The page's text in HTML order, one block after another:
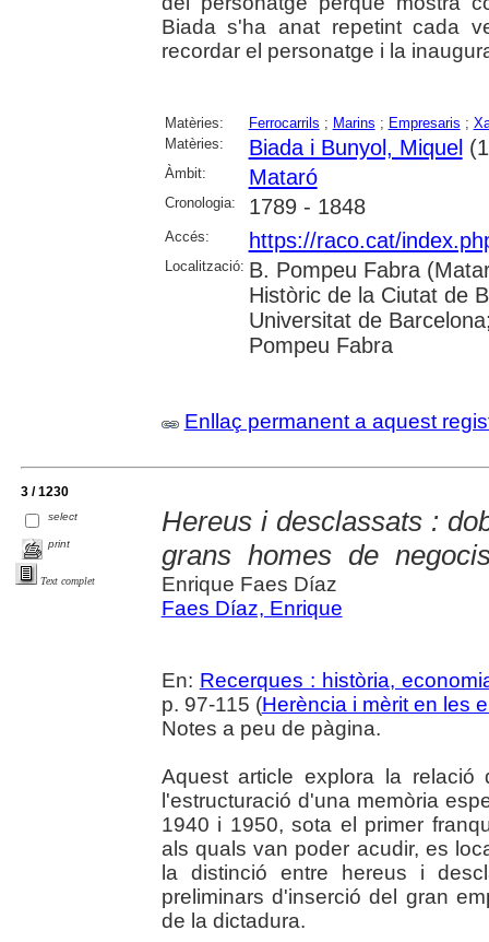
Biada s'ha anat repetint cada
recordar el personatge i la
Matèries: Ferrocarrils ; Marins ; Empresaris ;
Matèries:
Biada i Bunyol, Miquel
Àmbit: Mataró
Cronologia: 1789 - 1848
Accés: https://raco.cat/
Localització: B. Pompeu Fabra
Històric de la Ciutat de
Universitat de
Pompeu Fabra
Enllaç permanent a aquest
3 / 1230
select
print
Text complet
Hereus i desclassats :
grans homes de
Enrique Faes Díaz
Faes Díaz, Enrique
En: Recerques : història,
p. 97-115 (Herència i mèrit en les
Notes a peu de pàgina.
Aquest article explora la relació
l'estructuració d'una memòria
1940 i 1950, sota el primer
als quals van poder acudir, es
la distinció entre hereus i
preliminars d'inserció del gran
de la dictadura.